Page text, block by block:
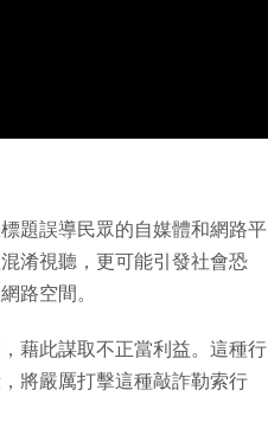
題誤導民眾的自媒體和網路平
淆視聽，更可能引發社會恐
路空間。
藉此謀取不正當利益。這種行
將嚴厲打擊這種敲詐勒索行